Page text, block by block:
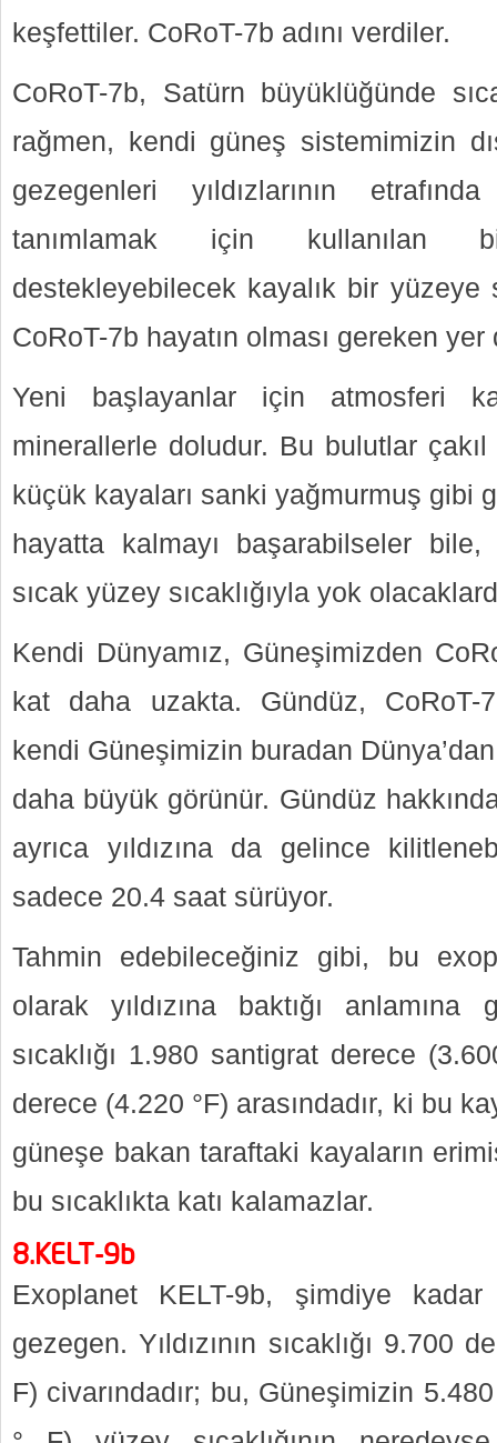
keşfettiler. CoRoT-7b adını verdiler.
CoRoT-7b, Satürn büyüklüğünde
rağmen, kendi güneş sistemimizin
gezegenleri yıldızlarının
tanımlamak için kullanılan
destekleyebilecek kayalık bir yüzeye
CoRoT-7b hayatın olması gereken yer
Yeni başlayanlar için atmosferi
minerallerle doludur. Bu bulutlar
küçük kayaları sanki yağmurmuş gibi
hayatta kalmayı başarabilseler bile,
sıcak yüzey sıcaklığıyla yok
Kendi Dünyamız, Güneşimizden
kat daha uzakta. Gündüz, CoRoT-
kendi Güneşimizin buradan
daha büyük görünür. Gündüz
ayrıca yıldızına da gelince
sadece 20.4 saat sürüyor.
Tahmin edebileceğiniz gibi, bu
olarak yıldızına baktığı
sıcaklığı 1.980 santigrat derece
derece (4.220 °F) arasındadır, ki bu
güneşe bakan taraftaki kayaların
bu sıcaklıkta katı kalamazlar.
8.KELT-9b
Exoplanet KELT-9b, şimdiye
gezegen. Yıldızının sıcaklığı 9.700
F) civarındadır; bu, Güneşimizin